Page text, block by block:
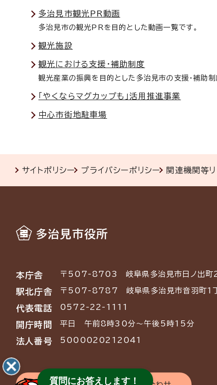
多治見市観光PR動画
多治見市の観光PRを目的とした動画一覧です。
観光施設
観光における支援・補助制度
観光産業の振興を目的とした多治見市の支援・補助制
「やくならマグカップも」活用推進事業
中心市街地駐車場
サイトポリシー プライバシーポリシー 関連機関等
多治見市役所
本庁舎 〒507-8703 岐阜県多治見市日ノ出
駅北庁舎 〒507-8787 岐阜県多治見市音羽町
代表電話 0572-22-1111
開庁時間 平日 午前8時30分～午後5時15分
法人番号 5000020212041
質問にお答えします！